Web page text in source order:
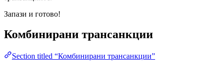
Запази и готово!
Комбинирани трансанкции
Section titled “Комбинирани трансанкции”